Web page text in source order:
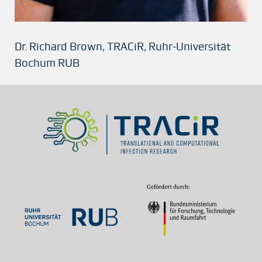
Dr. Richard Brown, TRACiR, Ruhr-Universität
Bochum RUB